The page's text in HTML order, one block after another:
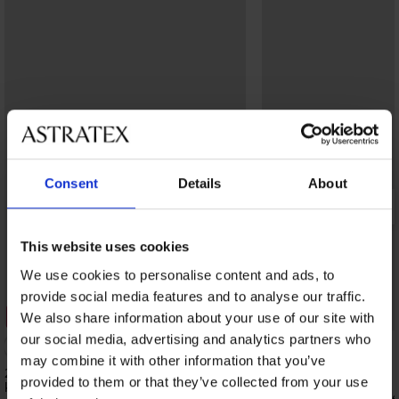
Consent Details About
This website uses cookies
We use cookies to personalise content and ads, to
provide social media features and to analyse our traffic.
We also share information about your use of our site with
our social media, advertising and analytics partners who
may combine it with other information that you’ve
provided to them or that they’ve collected from your use
2+1 GRATIS
5
2PACK warme damessokken Frotana
kort
2+1 GRATIS